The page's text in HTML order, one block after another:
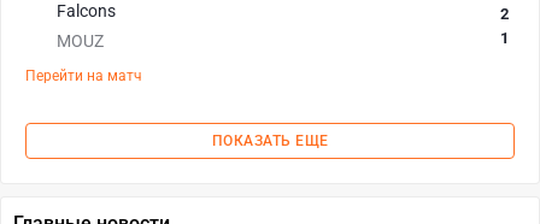
Falcons
MOUZ
2
1
Перейти на матч
ПОКАЗАТЬ ЕЩЕ